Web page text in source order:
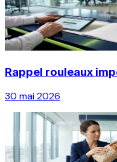
Rappel rouleaux
30 mai 2026